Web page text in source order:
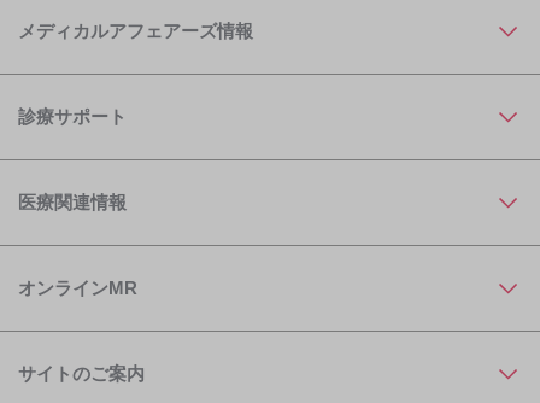
メディカルアフェアーズ情報
診療サポート
医療関連情報
オンラインMR
サイトのご案内